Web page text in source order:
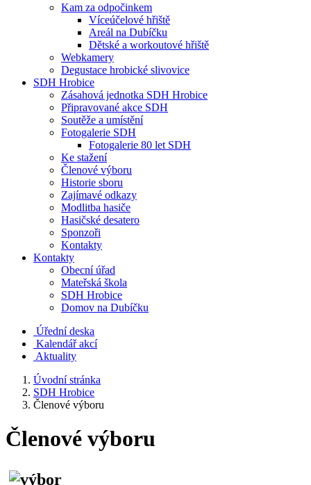
Kam za odpočinkem
Víceúčelové hřiště
Areál na Dubíčku
Dětské a workoutové hřiště
Webkamery
Degustace hrobické slivovice
SDH Hrobice
Zásahová jednotka SDH Hrobice
Připravované akce SDH
Soutěže a umístění
Fotogalerie SDH
Fotogalerie 80 let SDH
Ke stažení
Členové výboru
Historie sboru
Zajímavé odkazy
Modlitba hasiče
Hasičské desatero
Sponzoři
Kontakty
Kontakty
Obecní úřad
Mateřská škola
SDH Hrobice
Domov na Dubíčku
Úřední deska
Kalendář akcí
Aktuality
Úvodní stránka
SDH Hrobice
Členové výboru
Členové výboru